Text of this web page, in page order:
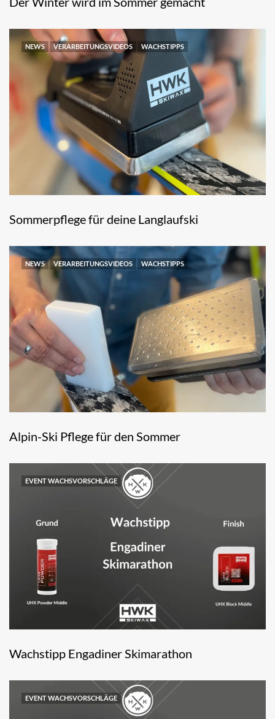
NEWS VERARBEITUNGSVIDEOS WACHSTIPPS
Sommerpflege für deine Langlaufski
NEWS VERARBEITUNGSVIDEOS WACHSTIPPS
Alpin-Ski Pflege für den Sommer
EVENT WACHSVORSCHLÄGE
Wachstipp Engadiner Skimarathon
EVENT WACHSVORSCHLÄGE